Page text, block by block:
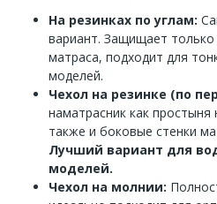
На резинках по углам:
вариант. Защищает
матраса, подходит для
моделей.
Чехол на резинке (по
наматрасник как
также и боковые стенки
Лучший вариант для
моделей.
Чехол на молнии: